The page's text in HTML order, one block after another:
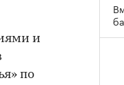
и
по